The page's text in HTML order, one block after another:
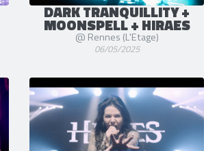
DARK TRANQUILLITY +
MOONSPELL + HIRAES
@ Rennes (L'Etage)
06/05/2025